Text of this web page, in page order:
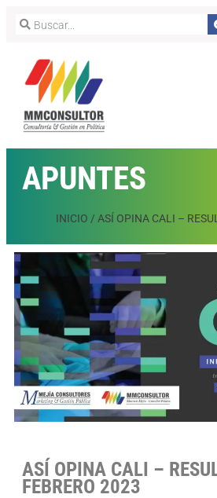
APUNTES
INICIO / ASÍ OPINA CALI –
ASÍ OPINA CALI –
FEBRERO 2023